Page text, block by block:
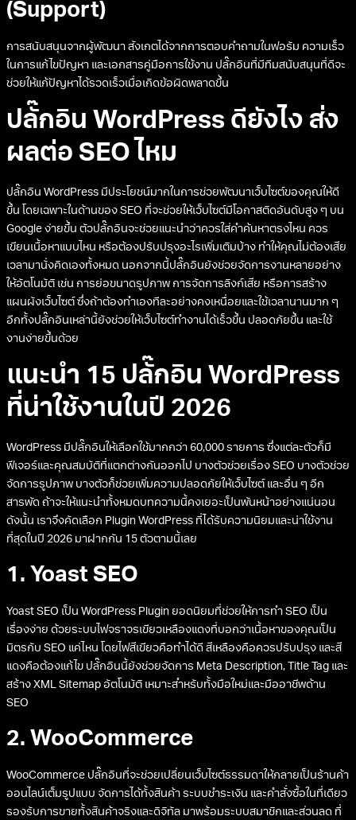
(Support)
การสนับสนุนจากผู้พัฒนา สังเกตได้จากการตอบคำถามในฟอรัม ความเร็ว
ในการแก้ไขปัญหา และเอกสารคู่มือการใช้งาน ปลั๊กอินที่มีทีมสนับสนุนที่ดีจะ
ช่วยให้แก้ปัญหาได้รวดเร็วเมื่อเกิดข้อผิดพลาดขึ้น
ปลั๊กอิน WordPress ดียังไง ส่ง
ผลต่อ SEO ไหม
ปลั๊กอิน WordPress มีประโยชน์มากในการช่วยพัฒนาเว็บไซต์ของคุณให้ดี
ขึ้น โดยเฉพาะในด้านของ SEO ที่จะช่วยให้เว็บไซต์มีโอกาสติดอันดับสูง ๆ บน
Google ง่ายขึ้น ตัวปลั๊กอินจะช่วยแนะนำว่าควรใส่คำค้นหาตรงไหน ควร
เขียนเนื้อหาแบบไหน หรือต้องปรับปรุงอะไรเพิ่มเติมบ้าง ทำให้คุณไม่ต้องเสีย
เวลามานั่งคิดเองทั้งหมด นอกจากนี้ปลั๊กอินยังช่วยจัดการงานหลายอย่าง
ให้อัตโนมัติ เช่น การย่อขนาดรูปภาพ การจัดการลิงก์เสีย หรือการสร้าง
แผนผังเว็บไซต์ ซึ่งถ้าต้องทำเองทีละอย่างคงเหนื่อยและใช้เวลานานมาก ๆ
อีกทั้งปลั๊กอินเหล่านี้ยังช่วยให้เว็บไซต์ทำงานได้เร็วขึ้น ปลอดภัยขึ้น และใช้
งานง่ายขึ้นด้วย
แนะนำ 15 ปลั๊กอิน WordPress
ที่น่าใช้งานในปี 2026
WordPress มีปลั๊กอินให้เลือกใช้มากกว่า 60,000 รายการ ซึ่งแต่ละตัวก็มี
ฟีเจอร์และคุณสมบัติที่แตกต่างกันออกไป บางตัวช่วยเรื่อง SEO บางตัวช่วย
จัดการรูปภาพ บางตัวก็ช่วยเพิ่มความปลอดภัยให้เว็บไซต์ และอื่น ๆ อีก
สารพัด ถ้าจะให้แนะนำทั้งหมดบทความนี้คงเยอะเป็นพันหน้าอย่างแน่นอน
ดังนั้น เราจึงคัดเลือก Plugin WordPress ที่ได้รับความนิยมและน่าใช้งาน
ที่สุดในปี 2026 มาฝากกัน 15 ตัวตามนี้เลย
1. Yoast SEO
Yoast SEO เป็น WordPress Plugin ยอดนิยมที่ช่วยให้การทำ SEO เป็น
เรื่องง่าย ด้วยระบบไฟจราจรเขียวเหลืองแดงที่บอกว่าเนื้อหาของคุณเป็น
มิตรกับ SEO แค่ไหน โดยไฟสีเขียวคือทำได้ดี สีเหลืองคือควรปรับปรุง และสี
แดงคือต้องแก้ไข ปลั๊กอินนี้ยังช่วยจัดการ Meta Description, Title Tag และ
สร้าง XML Sitemap อัตโนมัติ เหมาะสำหรับทั้งมือใหม่และมืออาชีพด้าน
SEO
2. WooCommerce
WooCommerce ปลั๊กอินที่จะช่วยเปลี่ยนเว็บไซต์ธรรมดาให้กลายเป็นร้านค้า
ออนไลน์เต็มรูปแบบ จัดการได้ทั้งสินค้า ระบบชำระเงิน และคำสั่งซื้อในที่เดียว
รองรับการขายทั้งสินค้าจริงและดิจิทัล มาพร้อมระบบสมาชิกและส่วนลด ที่